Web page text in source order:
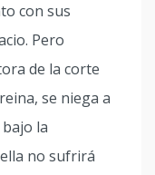
con sus
Pero
de la corte
se niega a
la
no sufrirá